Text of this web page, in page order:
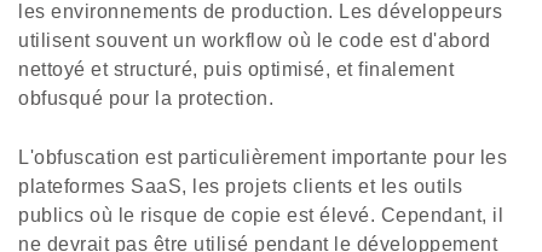
les environnements de production. Les développeurs
utilisent souvent un workflow où le code est d'abord
nettoyé et structuré, puis optimisé, et finalement
obfusqué pour la protection.
L'obfuscation est particulièrement importante pour les
plateformes SaaS, les projets clients et les outils
publics où le risque de copie est élevé. Cependant, il
ne devrait pas être utilisé pendant le développement